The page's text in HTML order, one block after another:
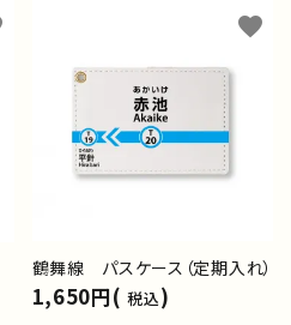
鶴舞線 パスケース（定期入れ）
1,650円( 税込)
favorite